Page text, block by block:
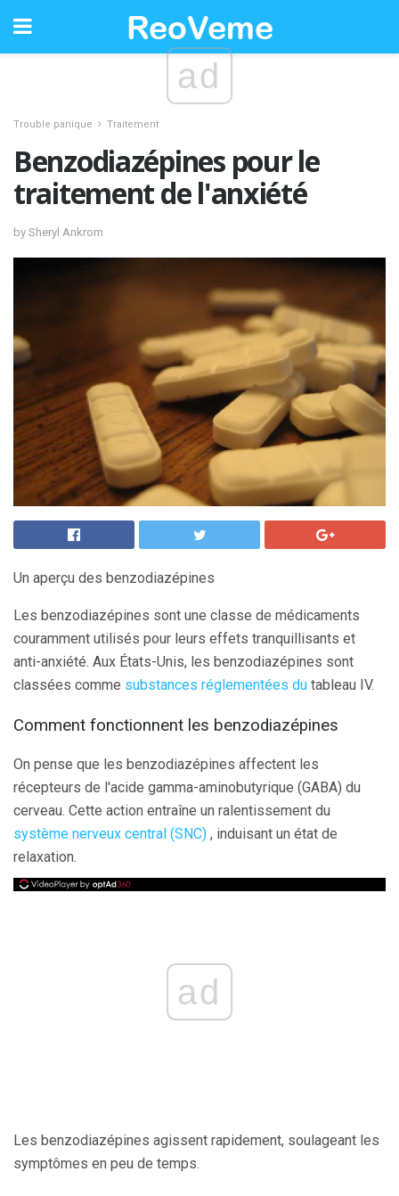
ad
Trouble panique Traitement
Benzodiazépines pour le
traitement de l'anxiété
by Sheryl Ankrom
Un aperçu des benzodiazépines
Les benzodiazépines sont une classe de médicaments
couramment utilisés pour leurs effets tranquillisants et
anti-anxiété. Aux États-Unis, les benzodiazépines sont
classées comme substances réglementées du tableau IV.
Comment fonctionnent les benzodiazépines
On pense que les benzodiazépines affectent les
récepteurs de l'acide gamma-aminobutyrique (GABA) du
cerveau. Cette action entraîne un ralentissement du
système nerveux central (SNC) , induisant un état de
relaxation.
ad
Les benzodiazépines agissent rapidement, soulageant les
symptômes en peu de temps.